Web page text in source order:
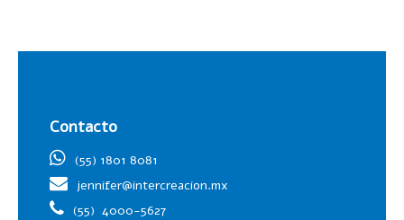
Contacto
(55) 1801 8081
jennifer@intercreacion.mx
(55) 4000-5627